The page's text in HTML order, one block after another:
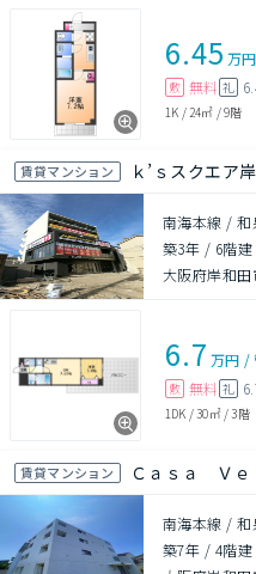
6.45 万円
敷 無料 礼
1K / 24㎡ /9階
賃貸マンション ｋ’ｓスクエア
南海本線 / 和
築3年 / 6階建
大阪府岸和
6.7 万円 /
敷 無料 礼
1DK /30㎡/3階
賃貸マンション Ｃａｓａ Ｖｅ
南海本線 / 和
築7年 / 4階建